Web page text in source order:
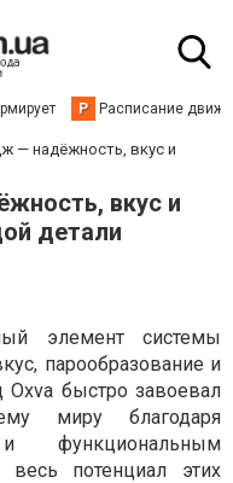
Р Расписание
— надёжность, вкус и
вкус и
детали
элемент системы
парообразование и
быстро завоевал
миру благодаря
функциональным
весь потенциал этих